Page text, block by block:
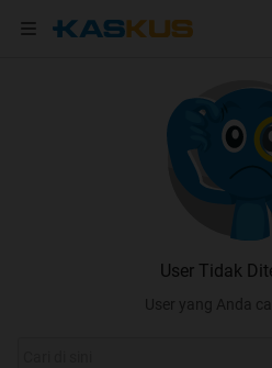
User Tidak
User yang Anda